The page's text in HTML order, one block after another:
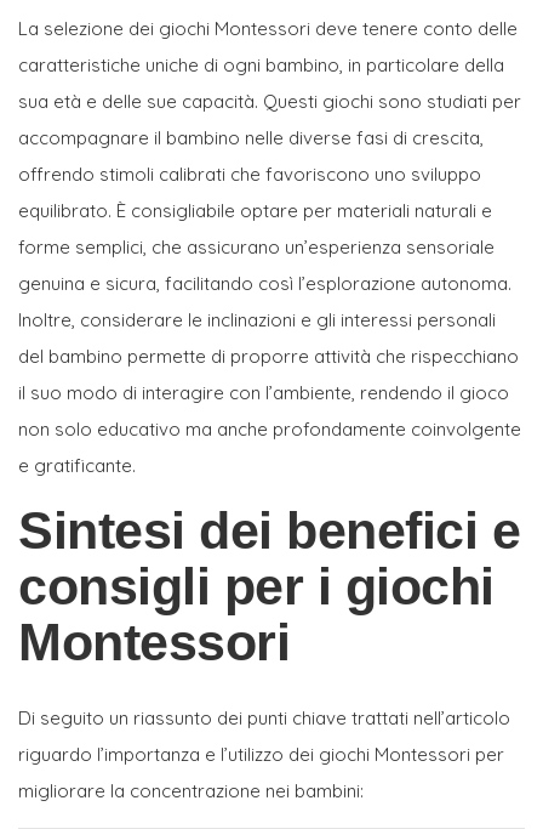
La selezione dei giochi Montessori deve tenere conto delle
caratteristiche uniche di ogni bambino, in particolare della
sua età e delle sue capacità. Questi giochi sono studiati per
accompagnare il bambino nelle diverse fasi di crescita,
offrendo stimoli calibrati che favoriscono uno sviluppo
equilibrato. È consigliabile optare per materiali naturali e
forme semplici, che assicurano un’esperienza sensoriale
genuina e sicura, facilitando così l’esplorazione autonoma.
Inoltre, considerare le inclinazioni e gli interessi personali
del bambino permette di proporre attività che rispecchiano
il suo modo di interagire con l’ambiente, rendendo il gioco
non solo educativo ma anche profondamente coinvolgente
e gratificante.
Sintesi dei benefici e
consigli per i giochi
Montessori
Di seguito un riassunto dei punti chiave trattati nell’articolo
riguardo l’importanza e l’utilizzo dei giochi Montessori per
migliorare la concentrazione nei bambini: